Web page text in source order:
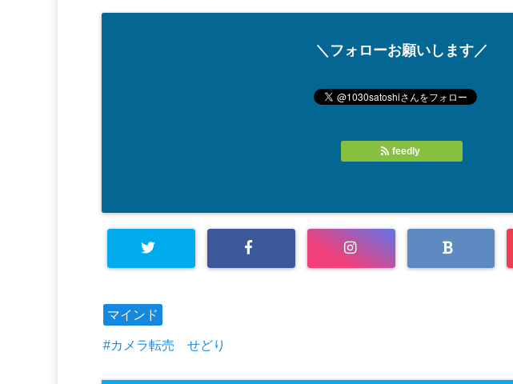
＼フォローお願いします／
feedly
マインド
カメラ転売 せどり